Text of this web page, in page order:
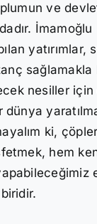
ve
İmamoğlu
yatırımlar,
sağlamakla
nesiller için
ki,
hem